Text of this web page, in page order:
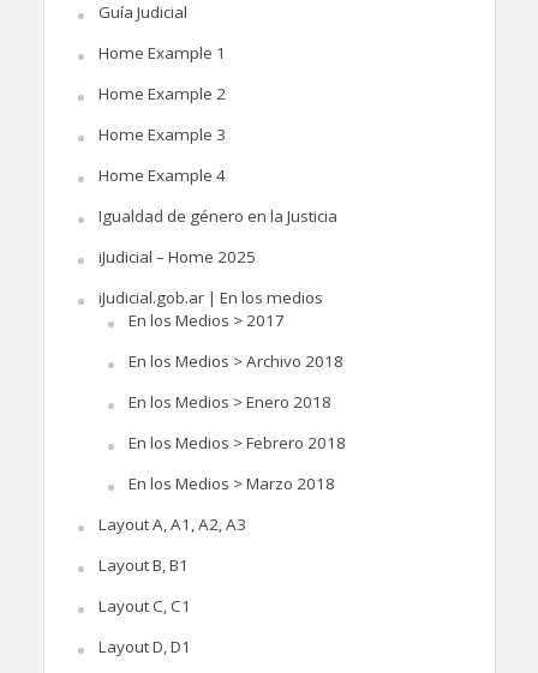
Guía Judicial
Home Example 1
Home Example 2
Home Example 3
Home Example 4
Igualdad de género en la Justicia
iJudicial – Home 2025
iJudicial.gob.ar | En los medios
En los Medios > 2017
En los Medios > Archivo 2018
En los Medios > Enero 2018
En los Medios > Febrero 2018
En los Medios > Marzo 2018
Layout A, A1, A2, A3
Layout B, B1
Layout C, C1
Layout D, D1